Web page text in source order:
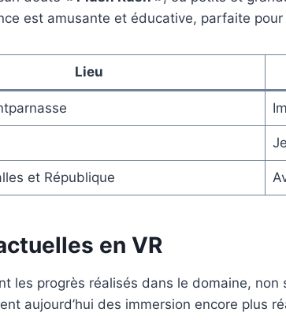
est amusante et éducative, parfaite
Lieu
et République
en VR
les progrès réalisés dans le domaine,
aujourd’hui des immersion encore plus